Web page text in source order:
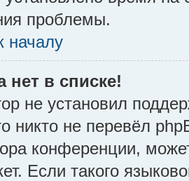
проблемы.
началу
нет в списке!
не установил
никто не перевёл
конференции,
Если такого